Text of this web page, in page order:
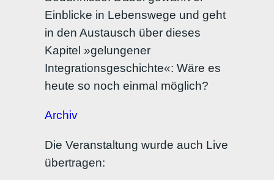
Einblicke in Lebenswege und geht
in den Austausch über dieses
Kapitel »gelungener
Integrationsgeschichte«: Wäre es
heute so noch einmal möglich?
Archiv
Die Veranstaltung wurde auch Live
übertragen: